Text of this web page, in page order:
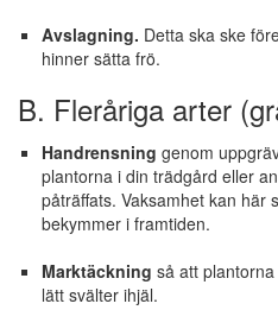
Avslagning. Detta ska ske
hinner sätta frö.
B. Fleråriga arter
Handrensning genom
plantorna i din trädgård eller
påträffats. Vaksamhet kan här
bekymmer i framtiden.
Marktäckning så att
lätt svälter ihjäl.